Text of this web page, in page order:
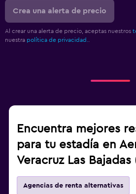
Crea una alerta de precio
Al crear una alerta de precio, aceptas nuestros
nuestra política de privacidad..
Encuentra mejores
para tu estadía en
Veracruz Las Bajadas
Agencias de renta alternativas